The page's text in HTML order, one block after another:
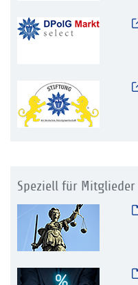
Speziell für Mitglieder